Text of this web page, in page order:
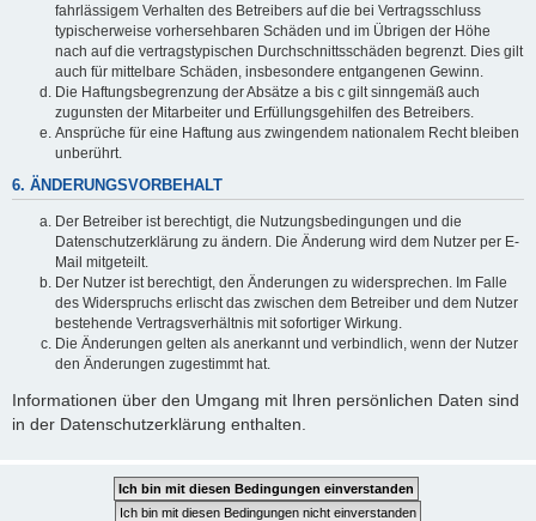
fahrlässigem Verhalten des Betreibers auf die bei Vertragsschluss
typischerweise vorhersehbaren Schäden und im Übrigen der Höhe
nach auf die vertragstypischen Durchschnittsschäden begrenzt. Dies gilt
auch für mittelbare Schäden, insbesondere entgangenen Gewinn.
Die Haftungsbegrenzung der Absätze a bis c gilt sinngemäß auch
zugunsten der Mitarbeiter und Erfüllungsgehilfen des Betreibers.
Ansprüche für eine Haftung aus zwingendem nationalem Recht bleiben
unberührt.
6. ÄNDERUNGSVORBEHALT
Der Betreiber ist berechtigt, die Nutzungsbedingungen und die
Datenschutzerklärung zu ändern. Die Änderung wird dem Nutzer per E-
Mail mitgeteilt.
Der Nutzer ist berechtigt, den Änderungen zu widersprechen. Im Falle
des Widerspruchs erlischt das zwischen dem Betreiber und dem Nutzer
bestehende Vertragsverhältnis mit sofortiger Wirkung.
Die Änderungen gelten als anerkannt und verbindlich, wenn der Nutzer
den Änderungen zugestimmt hat.
Informationen über den Umgang mit Ihren persönlichen Daten sind
in der Datenschutzerklärung enthalten.